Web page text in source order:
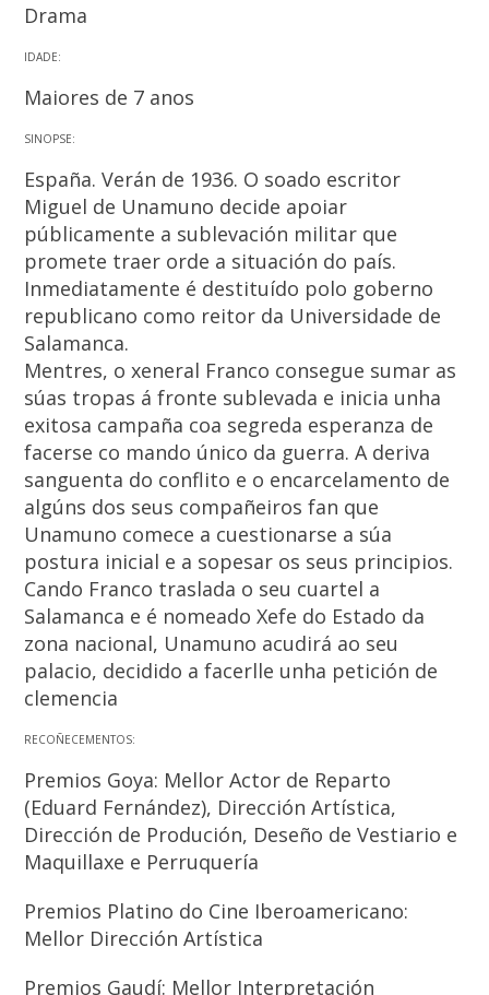
Drama
IDADE:
Maiores de 7 anos
SINOPSE:
España. Verán de 1936. O soado escritor
Miguel de Unamuno decide apoiar
públicamente a sublevación militar que
promete traer orde a situación do país.
Inmediatamente é destituído polo goberno
republicano como reitor da Universidade de
Salamanca.
Mentres, o xeneral Franco consegue sumar as
súas tropas á fronte sublevada e inicia unha
exitosa campaña coa segreda esperanza de
facerse co mando único da guerra. A deriva
sanguenta do conflito e o encarcelamento de
algúns dos seus compañeiros fan que
Unamuno comece a cuestionarse a súa
postura inicial e a sopesar os seus principios.
Cando Franco traslada o seu cuartel a
Salamanca e é nomeado Xefe do Estado da
zona nacional, Unamuno acudirá ao seu
palacio, decidido a facerlle unha petición de
clemencia
RECOÑECEMENTOS:
Premios Goya: Mellor Actor de Reparto
(Eduard Fernández), Dirección Artística,
Dirección de Produción, Deseño de Vestiario e
Maquillaxe e Perruquería
Premios Platino do Cine Iberoamericano:
Mellor Dirección Artística
Premios Gaudí: Mellor Interpretación